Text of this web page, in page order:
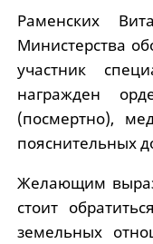
Раменских
Министерства
участник
награжден
(посмертно),
пояснительных
Желающим
стоит
земельных